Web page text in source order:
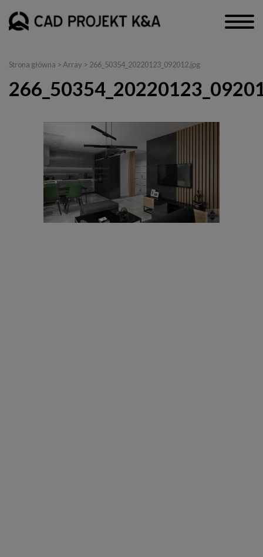
Strona główna > Array > 266_50354_20220123_092012.jpg